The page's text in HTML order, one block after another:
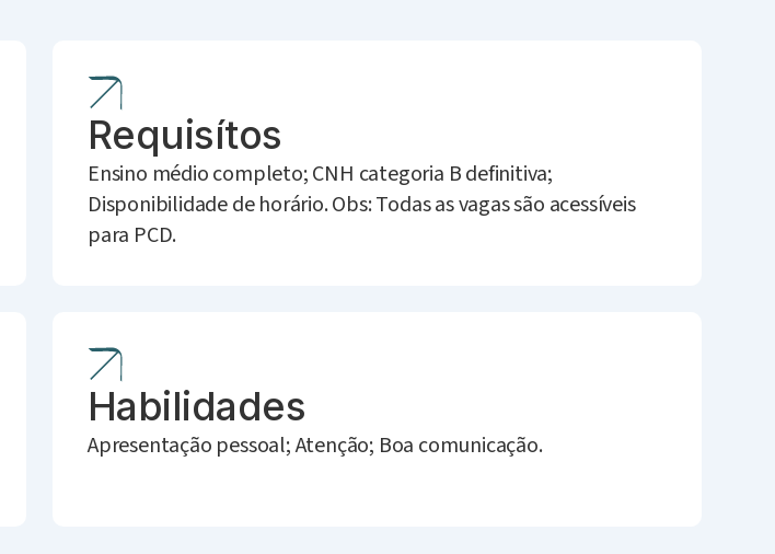
Requisítos
Ensino médio completo; CNH categoria B definitiva;
Disponibilidade de horário. Obs: Todas as vagas são acessíveis
para PCD.
Habilidades
Apresentação pessoal; Atenção; Boa comunicação.